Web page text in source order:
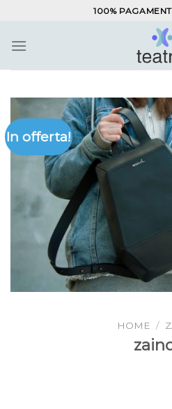
contenuti
100%
In offerta!
HOME /